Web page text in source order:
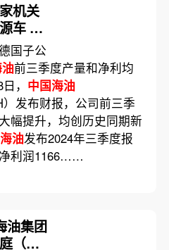
机关
车 新
中
亿元
国子公
前三季度产量和净利均
， 中国海油
）发布财报，公司前三季
幅提升，均创历史同期新
油发布2024年三季度报
利润1166……
油集团
（更